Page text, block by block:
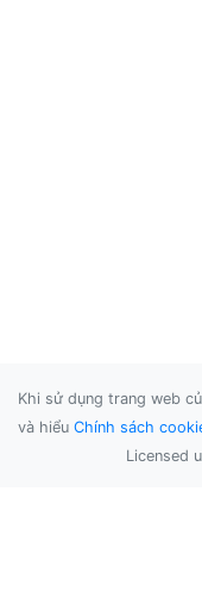
Khi sử dụng trang web
và hiểu Chính sách
Licensed